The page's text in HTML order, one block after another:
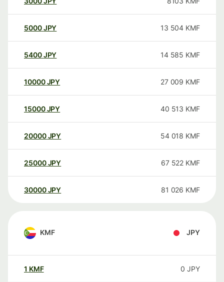
5000JPY 13 504 KMF
5400JPY 14 585 KMF
10000 JPY 27 009 KMF
15000 JPY 40 513 KMF
20000 JPY 54 018 KMF
25000 JPY 67 522 KMF
30000 JPY 81 026 KMF
KMF JPY
1 KMF 0 JPY